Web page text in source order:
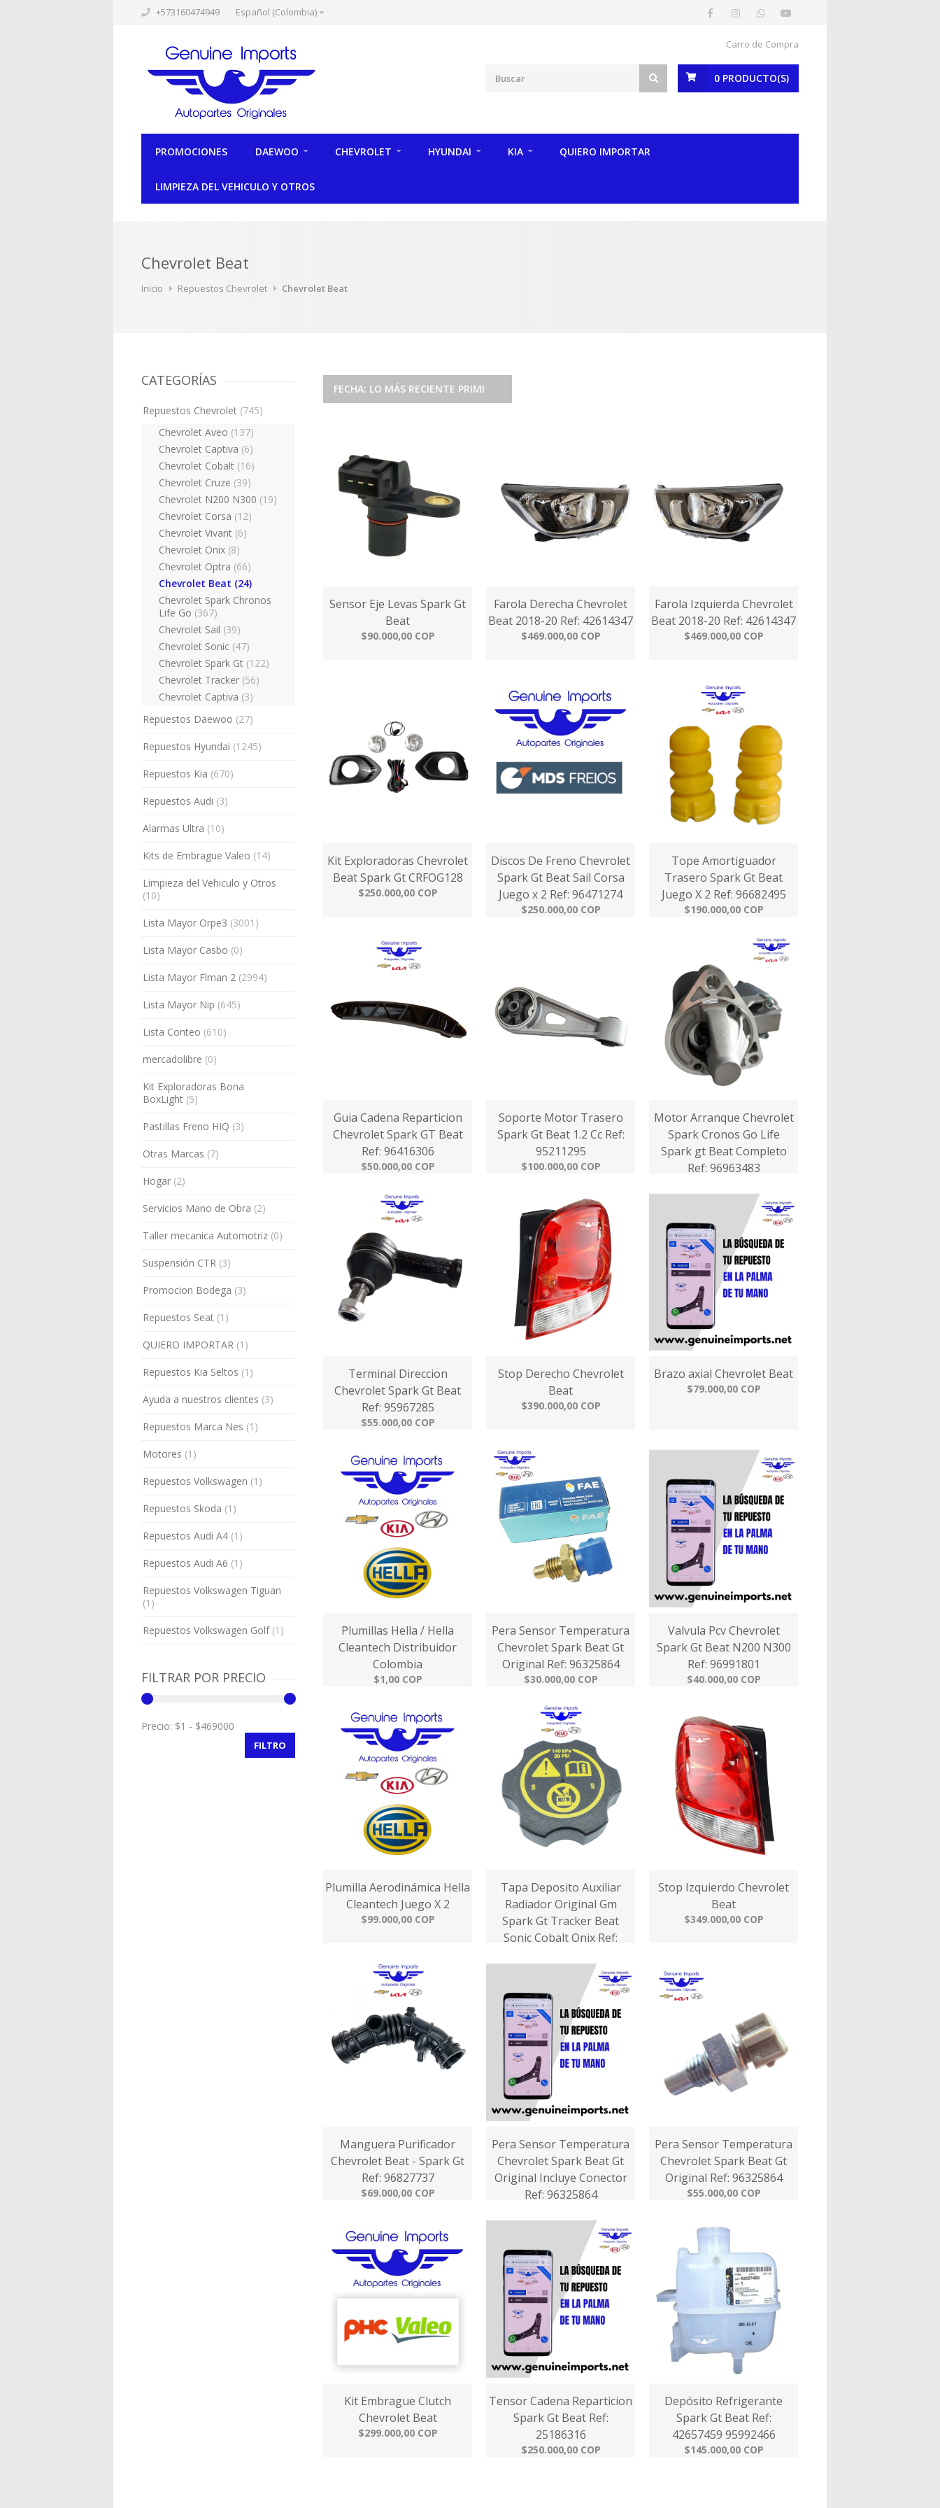
+573160474949 Español (Colombia)
Carro de Compra
0 PRODUCTO(S)
PROMOCIONES DAEWOO CHEVROLET HYUNDAI KIA QUIERO IMPORTAR
LIMPIEZA DEL VEHICULO Y OTROS
Chevrolet Beat
Inicio Repuestos Chevrolet Chevrolet Beat
CATEGORÍAS
Repuestos Chevrolet (745)
Chevrolet Aveo (137)
Chevrolet Captiva (6)
Chevrolet Cobalt (16)
Chevrolet Cruze (39)
Chevrolet N200 N300 (19)
Chevrolet Corsa (12)
Chevrolet Vivant (6)
Chevrolet Onix (8)
Chevrolet Optra (66)
Chevrolet Beat (24)
Chevrolet Spark Chronos
Life Go (367)
Chevrolet Sail (39)
Chevrolet Sonic (47)
Chevrolet Spark Gt (122)
Chevrolet Tracker (56)
Chevrolet Captiva (3)
Repuestos Daewoo (27)
Repuestos Hyundai (1245)
Repuestos Kia (670)
Repuestos Audi (3)
Alarmas Ultra (10)
Kits de Embrague Valeo (14)
Limpieza del Vehiculo y Otros
(10)
Lista Mayor Orpe3 (3001)
Lista Mayor Casbo (0)
Lista Mayor Flman 2 (2994)
Lista Mayor Nip (645)
Lista Conteo (610)
mercadolibre (0)
Kit Exploradoras Bona
BoxLight (5)
Pastillas Freno HIQ (3)
Otras Marcas (7)
Hogar (2)
Servicios Mano de Obra (2)
Taller mecanica Automotriz (0)
Suspensión CTR (3)
Promocion Bodega (3)
Repuestos Seat (1)
QUIERO IMPORTAR (1)
Repuestos Kia Seltos (1)
Ayuda a nuestros clientes (3)
Repuestos Marca Nes (1)
Motores (1)
Repuestos Volkswagen (1)
Repuestos Skoda (1)
Repuestos Audi A4 (1)
Repuestos Audi A6 (1)
Repuestos Volkswagen Tiguan
(1)
Repuestos Volkswagen Golf (1)
FILTRAR POR PRECIO
Precio:
FILTRO
FECHA: LO MÁS RECIENTE PRIMERO
Sensor Eje Levas Spark Gt
Beat
$90.000,00 COP
Farola Derecha Chevrolet
Beat 2018-20 Ref: 42614347
$469.000,00 COP
Farola Izquierda Chevrolet
Beat 2018-20 Ref: 42614347
$469.000,00 COP
Kit Exploradoras Chevrolet
Beat Spark Gt CRFOG128
$250.000,00 COP
Discos De Freno Chevrolet
Spark Gt Beat Sail Corsa
Juego x 2 Ref: 96471274
$250.000,00 COP
Tope Amortiguador
Trasero Spark Gt Beat
Juego X 2 Ref: 96682495
$190.000,00 COP
Guia Cadena Reparticion
Chevrolet Spark GT Beat
Ref: 96416306
$50.000,00 COP
Soporte Motor Trasero
Spark Gt Beat 1.2 Cc Ref:
95211295
$100.000,00 COP
Motor Arranque Chevrolet
Spark Cronos Go Life
Spark gt Beat Completo
Ref: 96963483
Terminal Direccion
Chevrolet Spark Gt Beat
Ref: 95967285
$55.000,00 COP
Stop Derecho Chevrolet
Beat
$390.000,00 COP
Brazo axial Chevrolet Beat
$79.000,00 COP
Plumillas Hella / Hella
Cleantech Distribuidor
Colombia
$1,00 COP
Pera Sensor Temperatura
Chevrolet Spark Beat Gt
Original Ref: 96325864
$30.000,00 COP
Valvula Pcv Chevrolet
Spark Gt Beat N200 N300
Ref: 96991801
$40.000,00 COP
Plumilla Aerodinámica Hella
Cleantech Juego X 2
$99.000,00 COP
Tapa Deposito Auxiliar
Radiador Original Gm
Spark Gt Tracker Beat
Sonic Cobalt Onix Ref:
$30.000,00 COP
Stop Izquierdo Chevrolet
Beat
$349.000,00 COP
Manguera Purificador
Chevrolet Beat - Spark Gt
Ref: 96827737
$69.000,00 COP
Pera Sensor Temperatura
Chevrolet Spark Beat Gt
Original Incluye Conector
Ref: 96325864
Pera Sensor Temperatura
Chevrolet Spark Beat Gt
Original Ref: 96325864
$55.000,00 COP
Kit Embrague Clutch
Chevrolet Beat
$299.000,00 COP
Tensor Cadena Reparticion
Spark Gt Beat Ref:
25186316
$250.000,00 COP
Depósito Refrigerante
Spark Gt Beat Ref:
42657459 95992466
$145.000,00 COP